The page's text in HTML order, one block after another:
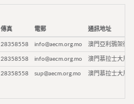
傳真 電郵 通訊地址
28358558 info@aecm.org.mo 澳門亞利鴉架街9
28358558 info@aecm.org.mo 澳門慕拉士大馬
28358558 sup@aecm.org.mo 澳門慕拉士大馬